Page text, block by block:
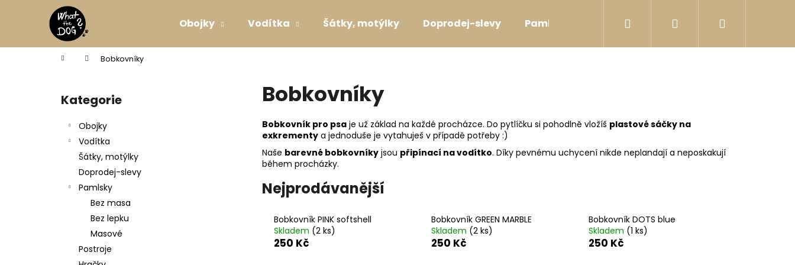
Obojky Vodítka Šátky, motýlky Doprodej-slevy Pamlsky Postroje HračkyPřihlášení
Domů Bobkovníky
Přeskočit
kategorie
Kategorie
Obojky
Vodítka
Šátky, motýlky
Doprodej-slevy
Pamlsky
Bez masa
Bez lepku
Masové
Postroje
Bobkovníky
Bobkovník pro psa je už základ na každé procházce. Do pytlíčku si pohodlně vložíš plastové sáčky na
exkrementy a jednoduše je vytahuješ v případě potřeby :)
Naše barevné bobkovníky jsou připínací na vodítko. Díky pevnému uchycení nikde neplandají a neposkakují
během procházky.
Nejprodávanější
Bobkovník PINK softshell
Skladem (2 ks)
250 Kč
Bobkovník GREEN MARBLE
Skladem (2 ks)
250 Kč
Bobkovník DOTS blue
Skladem (1 ks)
250 Kč
í
Zpět
do
Zpět
do
Doporučujeme
SVATEBNÍ VODÍTKO ELEGANTNÍ BÍLÉ